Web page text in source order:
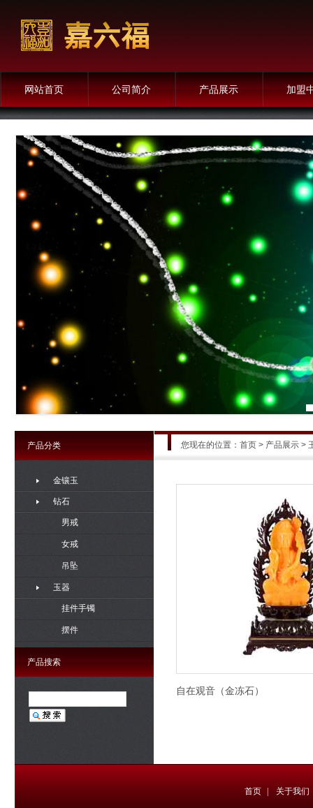
网站首页 公司简介 产品展示 加盟
产品搜索
您现在的位置： 首页 > 产品展示 >
自在观音（金冻石）
产品分类
金镶玉
钻石
男戒
女戒
吊坠
玉器
挂件手镯
摆件
首页 关于我们